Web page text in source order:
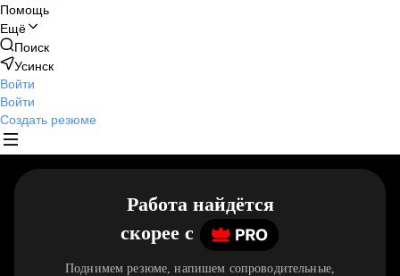
Помощь
Ещё
Поиск
Усинск
Войти
Войти
Создать резюме
Работа найдётся
скорее c
Поднимем резюме, напишем сопроводительные,